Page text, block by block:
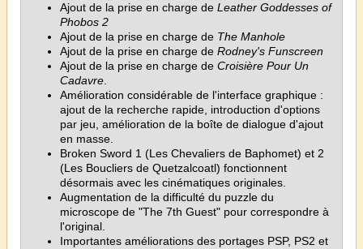
Ajout de la prise en charge de Leather Goddesses of
Phobos 2
Ajout de la prise en charge de The Manhole
Ajout de la prise en charge de Rodney's Funscreen
Ajout de la prise en charge de Croisière Pour Un
Cadavre
Amélioration considérable de l'interface graphique :
ajout de la recherche rapide, introduction d'options
par jeu, amélioration de la boîte de dialogue d'ajout
en masse.
Broken Sword 1 (Les Chevaliers de Baphomet) et 2
(Les Boucliers de Quetzalcoatl) fonctionnent
désormais avec les cinématiques originales.
Augmentation de la difficulté du puzzle du
microscope de "The 7th Guest" pour correspondre à
l'original.
Importantes améliorations des portages PSP, PS2 et